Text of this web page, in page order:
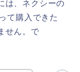
は、ネクシーの
て購入できた
せん。で